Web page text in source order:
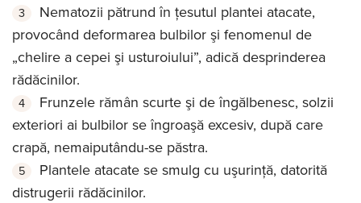
Nematozii pătrund în ţesutul plantei atacate,
provocând deformarea bulbilor şi fenomenul de
„chelire a cepei şi usturoiului”, adică desprinderea
rădăcinilor.
Frunzele rămân scurte şi de îngălbenesc, solzii
exteriori ai bulbilor se îngroaşă excesiv, după care
crapă, nemaiputându-se păstra.
Plantele atacate se smulg cu uşurinţă, datorită
distrugerii rădăcinilor.